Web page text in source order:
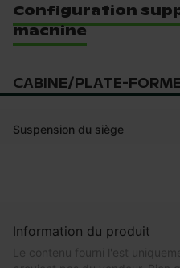
Configuration
machine
CABINE/PLATE-FORME
Suspension du siège
Information du produit
Le contenu fourni l'est